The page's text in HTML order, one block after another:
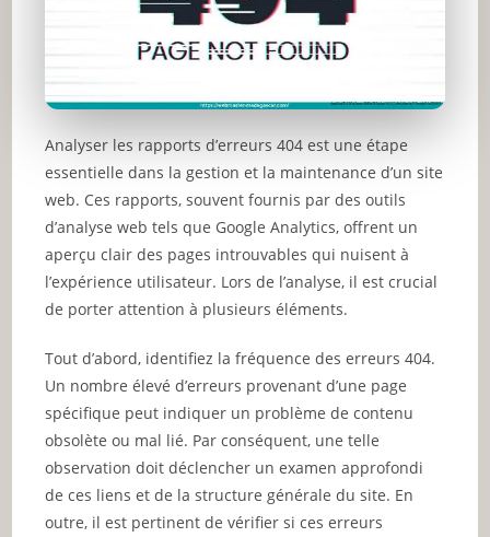
Analyser les rapports d’erreurs 404 est une étape
essentielle dans la gestion et la maintenance d’un site
web. Ces rapports, souvent fournis par des outils
d’analyse web tels que Google Analytics, offrent un
aperçu clair des pages introuvables qui nuisent à
l’expérience utilisateur. Lors de l’analyse, il est crucial
de porter attention à plusieurs éléments.
Tout d’abord, identifiez la fréquence des erreurs 404.
Un nombre élevé d’erreurs provenant d’une page
spécifique peut indiquer un problème de contenu
obsolète ou mal lié. Par conséquent, une telle
observation doit déclencher un examen approfondi
de ces liens et de la structure générale du site. En
outre, il est pertinent de vérifier si ces erreurs